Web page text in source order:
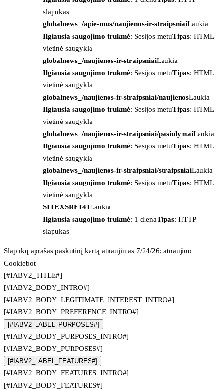
slapukas
globalnews_/apie-mus/naujienos-ir-straipsniaiLaukia
Ilgiausia saugojimo trukmė: Sesijos metuTipas: HTML
vietinė saugykla
globalnews_/naujienos-ir-straipsniaiLaukia
Ilgiausia saugojimo trukmė: Sesijos metuTipas: HTML
vietinė saugykla
globalnews_/naujienos-ir-straipsniai/naujienosLaukia
Ilgiausia saugojimo trukmė: Sesijos metuTipas: HTML
vietinė saugykla
globalnews_/naujienos-ir-straipsniai/pasiulymaiLaukia
Ilgiausia saugojimo trukmė: Sesijos metuTipas: HTML
vietinė saugykla
globalnews_/naujienos-ir-straipsniai/straipsniaiLaukia
Ilgiausia saugojimo trukmė: Sesijos metuTipas: HTML
vietinė saugykla
SITEXSRF141Laukia
Ilgiausia saugojimo trukmė: 1 dienaTipas: HTTP
slapukas
Slapukų aprašas paskutinį kartą atnaujintas 7/24/26; atnaujino
Cookiebot
[#IABV2_TITLE#]
[#IABV2_BODY_INTRO#]
[#IABV2_BODY_LEGITIMATE_INTEREST_INTRO#]
[#IABV2_BODY_PREFERENCE_INTRO#]
[#IABV2_LABEL_PURPOSES#]
[#IABV2_BODY_PURPOSES_INTRO#]
[#IABV2_BODY_PURPOSES#]
[#IABV2_LABEL_FEATURES#]
[#IABV2_BODY_FEATURES_INTRO#]
[#IABV2_BODY_FEATURES#]